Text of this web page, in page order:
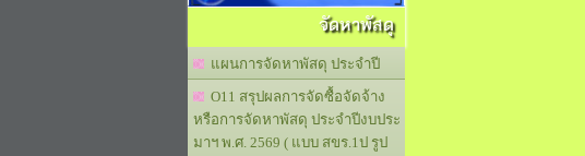
จัดหาพัสดุ
แผนการจัดหาพัสดุ ประจำปี
O11 สรุปผลการจัดซื้อจัดจ้าง
หรือการจัดหาพัสดุ ประจำปีงบประ
มาฯ พ.ศ. 2569 ( แบบ สขร.1ป รูป